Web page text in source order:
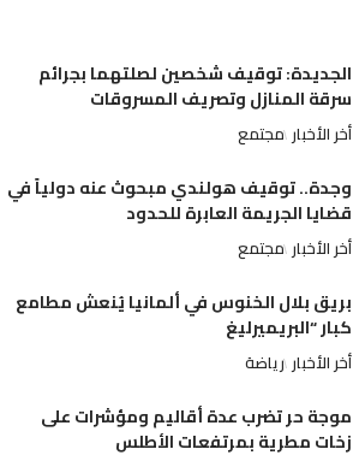
الجديدة: توقيف شخصين لصلتهما بجرائم
سرقة المنازل وتصريف المسروقات
أخر الأخبار مجتمع
وجدة.. توقيف هولندي مبحوث عنه دولياً في
قضايا الجريمة العابرة للحدود
أخر الأخبار مجتمع
بريق بلال الخنوس في ألمانيا يُنعش مطامع
كبار “البريميرليغ
أخر الأخبار رياضة
موجة حر تضرب عدة أقاليم ومؤشرات على
زخات مطرية بمرتفعات الأطلس